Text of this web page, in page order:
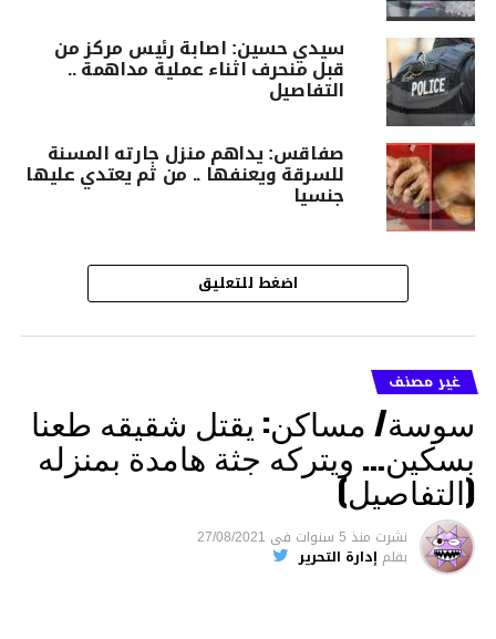
سيدي حسين: اصابة رئيس مركز من
قبل منحرف اثناء عملية مداهمة ..
التفاصيل
صفاقس: يداهم منزل جارته المسنة
للسرقة ويعنفها .. من ثم يعتدي عليها
جنسيا
اضغط للتعليق
غير مصنف
سوسة/ مساكن: يقتل شقيقه طعنا
بسكين… ويتركه جثة هامدة بمنزله
(التفاصيل)
نشرت منذ 5 سنوات فى 27/08/2021
بقلم إدارة التحرير